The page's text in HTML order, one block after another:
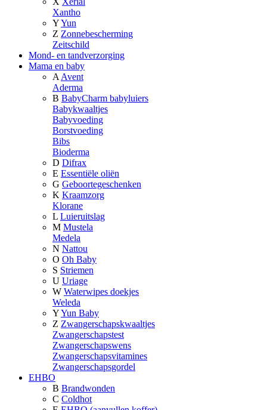
Xantho
YYun
Z Zonnebescherming
Zeitschild
Mond- en tandverzorging
Mama en baby
A Avent
Aderma
B BabyCharm babyluiers
Babykwaaltjes
Babyvoeding
Borstvoeding
Bibs
Bioderma
D Difrax
E Essentiële oliën
G Geboortegeschenken
K Kraamzorg
Klorane
L Luieruitslag
M Mustela
Medela
N Nattou
O Oh Baby
S Striemen
U Uriage
W Waterwipes doekjes
Weleda
YYun Baby
Z Zwangerschapskwaaltjes
Zwangerschapstest
Zwangerschapswens
Zwangerschapsvitamines
Zwangerschapsgordel
EHBO
B Brandwonden
C Coldhot